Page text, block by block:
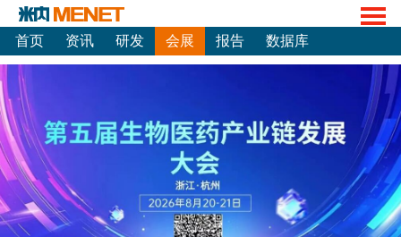
首页 资讯 研发 会展 报告 数据库